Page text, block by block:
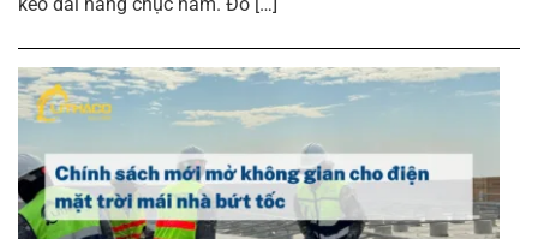
kéo dài hàng chục năm. Đó […]